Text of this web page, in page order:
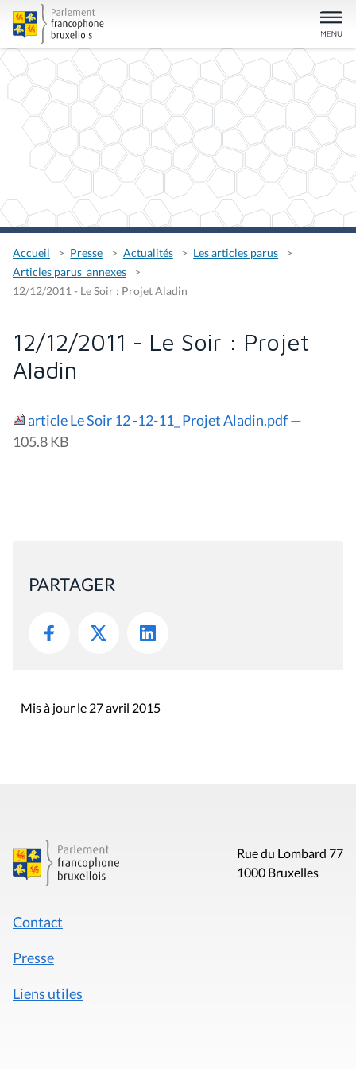
Accueil Presse Actualités
Les articles parus
Articles parus_annexes
12/12/2011 - Le Soir : Projet Aladin
12/12/2011 - Le Soir : Projet
Aladin
article Le Soir 12 -12-11_ Projet Aladin.pdf—
105.8 KB
PARTAGER
Mis à jour le 27 avril 2015
Rue du Lombard 77
1000 Bruxelles
Contact
Presse
Liens utiles